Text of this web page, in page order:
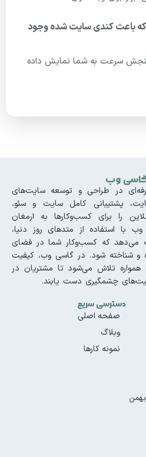
که باعث کندی سایت شده وجود
سرعت به شما نمایش داده
گاسی وب
در طراحی و توسعه سایت‌های
پشتیبانی کامل سایت و سئو،
را برای کسب‌وکارها به ارمغان
استفاده از متدهای روز دنیا،
می‌دهد که کسب‌وکار شما در فضای
و شناخته شود. در گاسی وب، کیفیت
تلاش می‌شود تا مشتریان در
چشمگیری دست یابند.
دسترسی سریع
صفحه اصلی
وبلاگ
نمونه کارها